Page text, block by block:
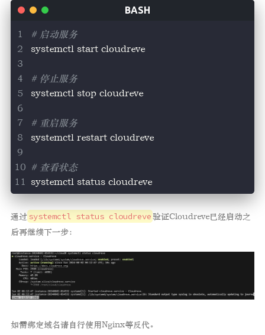
# 启动服务
systemctl start cloudreve
# 停止服务
systemctl stop cloudreve
# 重启服务
systemctl restart cloudreve
# 查看状态
systemctl status cloudreve
通过systemctl status cloudreve验证Cloudreve已经启动之
后再继续下一步：
如需绑定域名请自行使用Nginx等反代。